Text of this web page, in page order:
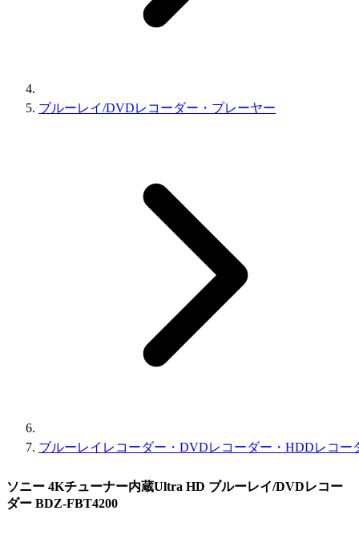
ブルーレイ/DVDレコーダー・プレーヤー
ブルーレイレコーダー・DVDレコーダー・HDDレコー
ソニー 4Kチューナー内蔵Ultra HD ブルーレイ/DVDレコー
ダー BDZ-FBT4200